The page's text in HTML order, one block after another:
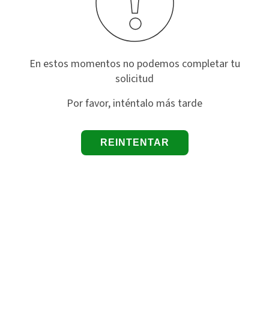
En estos momentos no podemos completar tu
solicitud
Por favor, inténtalo más tarde
REINTENTAR